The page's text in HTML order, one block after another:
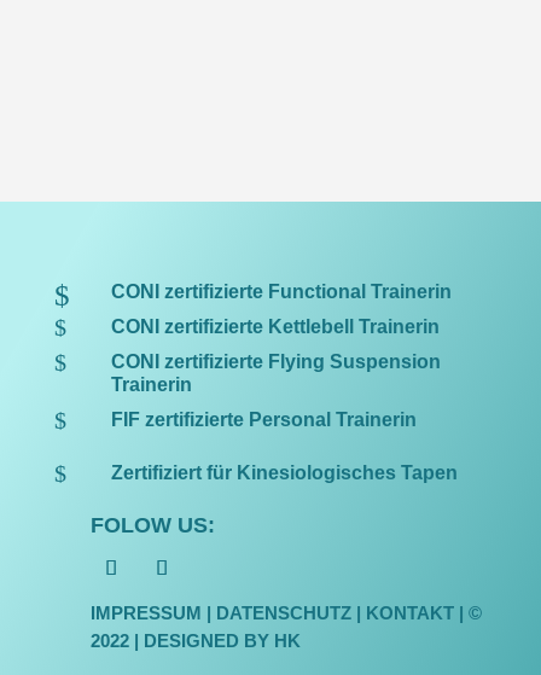
$ CONI zertifizierte Functional Trainerin
$ CONI zertifizierte Kettlebell Trainerin
$
CONI zertifizierte Flying Suspension
Trainerin
$ FIF zertifizierte Personal Trainerin
$ Zertifiziert für Kinesiologisches Tapen
FOLOW US:
IMPRESSUM | DATENSCHUTZ| KONTAKT | ©
2022 | DESIGNED BY HK